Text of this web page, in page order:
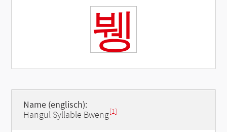
뷍
Name (englisch):
Hangul Syllable Bweng[1]